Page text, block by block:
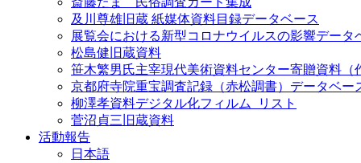
及川尊雄旧蔵 紙媒体資料目録データベース
展覧会における新型コロナウイルスの影響データ
松島健旧蔵資料
笹木繁男氏主宰現代美術資料センター寄贈資料（
京都府寺院重宝調査記録（赤松調書）データベー
柳澤孝資料デジタル化フィルム_リスト
菅沼貞三旧蔵資料
活動報告
日本語